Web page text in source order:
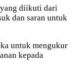
diikuti dari
dan saran untuk
untuk mengukur
kepada